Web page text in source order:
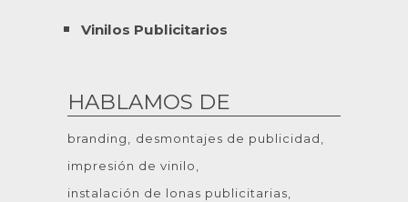
Vinilos Publicitarios
HABLAMOS DE
branding
desmontajes de publicidad
impresión de vinilo
instalación de lonas publicitarias